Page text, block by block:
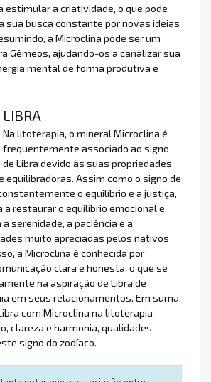
estimular a criatividade, o que pode
sua busca constante por novas ideias
a Microclina pode ser um
Gêmeos, ajudando-os a canalizar sua
mental de forma produtiva e
LIBRA
Na litoterapia, o mineral Microclina é
frequentemente associado ao signo
de Libra devido às suas propriedades
equilibradoras. Assim como o signo de
o equilíbrio e a justiça,
a restaurar o equilíbrio emocional e
serenidade, a paciência e a
muito apreciadas pelos nativos
a Microclina é conhecida por
clara e honesta, o que se
na aspiração de Libra de
em seus relacionamentos. Em suma,
com Microclina na litoterapia
clareza e harmonia, qualidades
signo do zodíaco.